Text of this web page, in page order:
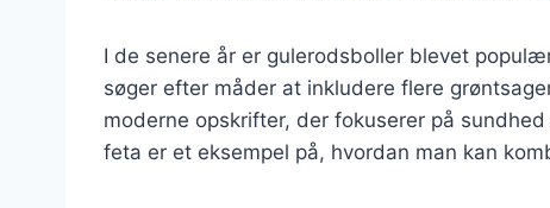
I de senere år er gulerodsboller blevet
søger efter måder at inkludere flere
moderne opskrifter, der fokuserer på
feta er et eksempel på, hvordan man kan